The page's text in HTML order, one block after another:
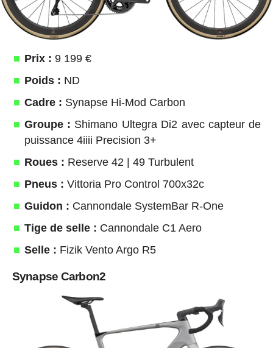
Prix : 9 199 €
Poids : ND
Cadre : Synapse Hi-Mod Carbon
Groupe : Shimano Ultegra Di2 avec capteur de
puissance 4iiii Precision 3+
Roues : Reserve 42 | 49 Turbulent
Pneus : Vittoria Pro Control 700x32c
Guidon : Cannondale SystemBar R-One
Tige de selle : Cannondale C1 Aero
Selle : Fizik Vento Argo R5
Synapse Carbon2